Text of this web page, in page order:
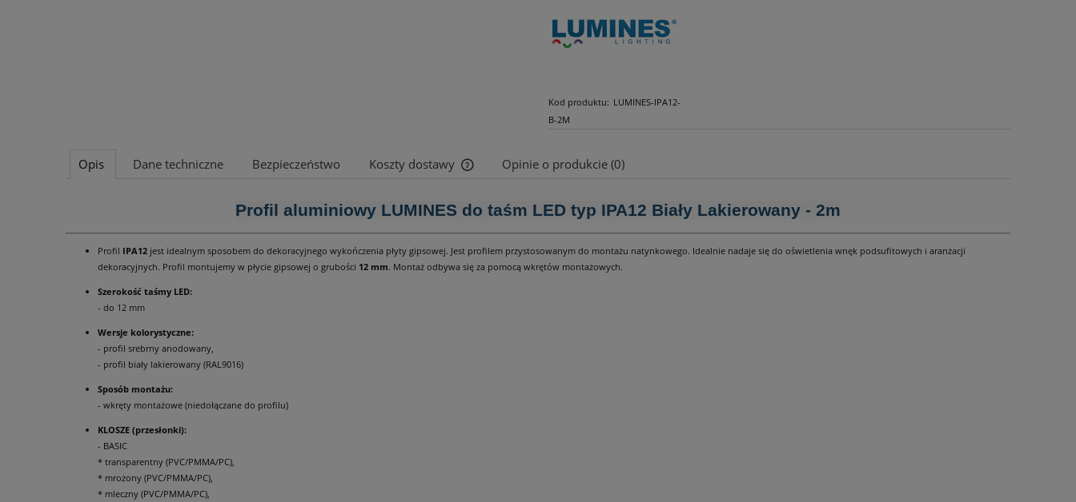
Kod produktu: LUMINES-IPA12-
B-2M
Opis Dane techniczne Bezpieczeństwo Koszty dostawy
Cena nie zawiera ewentualnych kosztów
Opinie o produkcie (0)
Profil aluminiowy LUMINES do taśm LED typ IPA12 Biały Lakierowany - 2m
Profil IPA12 jest idealnym sposobem do dekoracyjnego wykończenia płyty gipsowej. Jest profilem przystosowanym do montażu natynkowego. Idealnie nadaje się do oświetlenia wnęk podsufitowych i aranżacji
dekoracyjnych. Profil montujemy w płycie gipsowej o grubości 12 mm. Montaż odbywa się za pomocą wkrętów montażowych.
Szerokość taśmy LED:
- do 12 mm
Wersje kolorystyczne:
- profil srebrny anodowany,
- profil biały lakierowany (RAL9016)
Sposób montażu:
- wkręty montażowe (niedołączane do profilu)
KLOSZE (przesłonki):
- BASIC
* transparentny (PVC/PMMA/PC),
* mrożony (PVC/PMMA/PC),
* mleczny (PVC/PMMA/PC),